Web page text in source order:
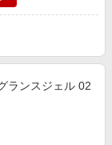
ランスジェル 02